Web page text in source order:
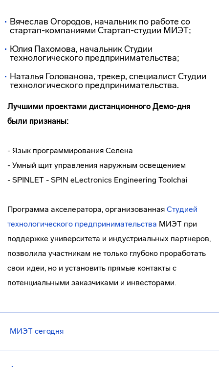
Вячеслав Огородов, начальник по работе со
стартап-компаниями Стартап-студии МИЭТ;
Юлия Пахомова, начальник Студии
технологического предпринимательства;
Наталья Голованова, трекер, специалист Студии
технологического предпринимательства.
Лучшими проектами дистанционного Демо-дня
были признаны:
- Язык программирования Селена
- Умный щит управления наружным освещением
- SPINLET - SPIN eLectronics Engineering Toolchai
Программа акселератора, организованная Студией
технологического предпринимательства МИЭТ при
поддержке университета и индустриальных партнеров,
позволила участникам не только глубоко проработать
свои идеи, но и установить прямые контакты с
потенциальными заказчиками и инвесторами.
МИЭТ сегодня